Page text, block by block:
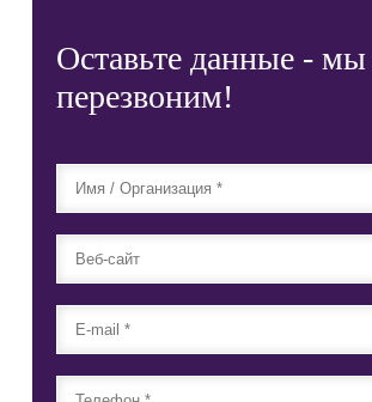
Оставьте данные - мы
перезвоним!